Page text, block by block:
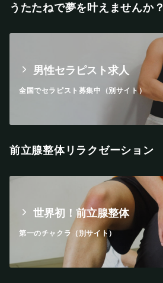
うたたねで夢を叶えませんか？
男性セラピスト求人
全国でセラピスト募集中（別サイト）
前立腺整体リラクゼーション
世界初！前立腺整体
第一のチャクラ（別サイト）